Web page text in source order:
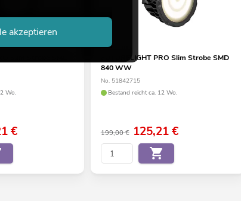
Wo.
€
FUTURELIGHT PRO Slim Strobe SMD
840 WW
No. 51842715
Bestand reicht ca. 12 Wo.
199,00 € 125,21€
akzeptieren